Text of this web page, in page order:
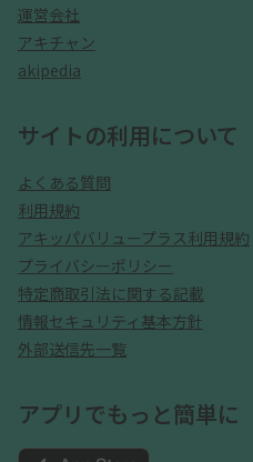
運営会社
アキチャン
akipedia
サイトの利用について
よくある質問
利用規約
アキッパバリュープラス利用規約
プライバシーポリシー
特定商取引法に関する記載
情報セキュリティ基本方針
外部送信先一覧
アプリでもっと簡単に